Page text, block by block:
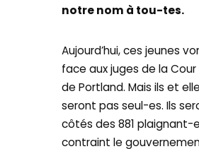
notre nom à tou-tes.
Aujourd’hui, ces jeunes
face aux juges de la Cour
de Portland. Mais ils et
seront pas seul-es. Ils
côtés des 881 plaignant-
contraint le